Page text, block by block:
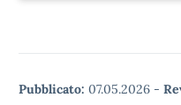
Pubblicato: 07.05.2026 -